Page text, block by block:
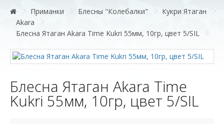
Приманки Блесны "Колебалки"
Кукри Ятаган
Akara
Блесна Ятаган Akara Time Kukri 55мм, 10гр, цвет 5/SIL
Блесна Ятаган Akara Time
Kukri 55мм, 10гр, цвет 5/SIL